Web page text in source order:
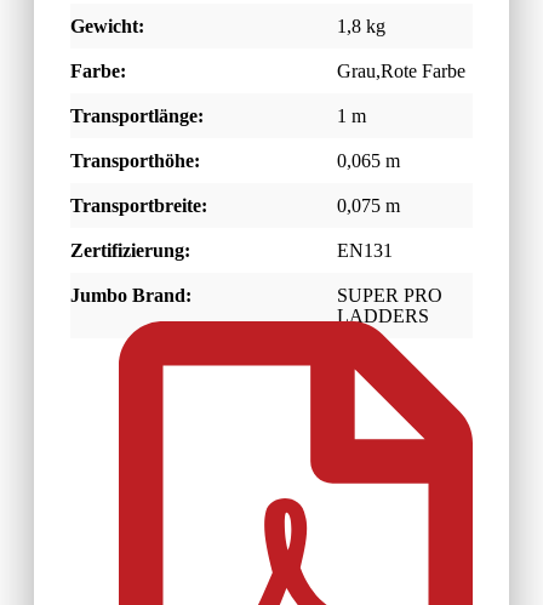
Gewicht: 1,8 kg
Farbe: Grau,Rote Farbe
Transportlänge: 1 m
Transporthöhe: 0,065 m
Transportbreite: 0,075 m
Zertifizierung: EN131
Jumbo Brand:
SUPER PRO
LADDERS